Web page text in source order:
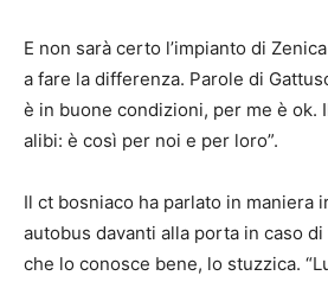
E non sarà certo l’impianto di
a fare la differenza. Parole di
è in buone condizioni, per me è ok.
alibi: è così per noi e per loro”.
Il ct bosniaco ha parlato in maniera
autobus davanti alla porta in caso
che lo conosce bene, lo stuzzica.